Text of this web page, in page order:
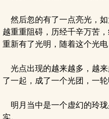
然后忽的有了一点亮光，
越重重阻碍，历经千辛万苦
重新有了光明，随着这个光
光点出现的越来越多，越来
了一起，成了一个光团，一
明月当中是一个虚幻的玲
实。